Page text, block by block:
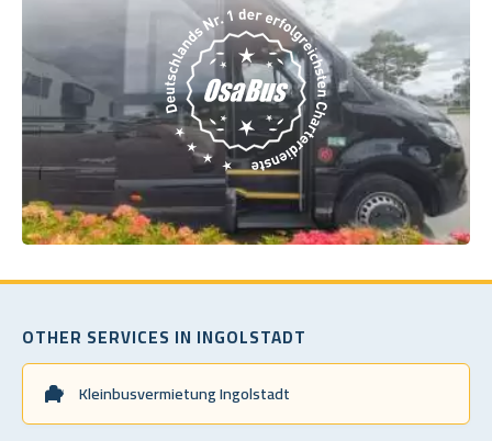
OTHER SERVICES IN INGOLSTADT
Kleinbusvermietung Ingolstadt